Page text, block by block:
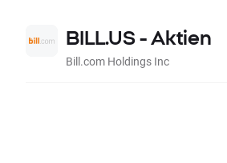
BILL.US - Aktien
Bill.com Holdings Inc